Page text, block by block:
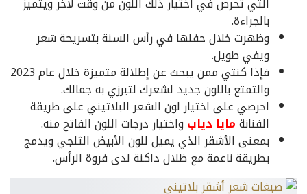
بالجراءة.
وظهرت خلال حفلها في رأس السنة بتسريحة شعر
ويفي طويل.
فإذا كنتي ممن يبحث عن إطلالة متميزة خلال عام 2023
والتمتع باللون جديد لشعرك لتبرزي به جمالك.
احرصي على اختيار لون الشعر البلاتيني على طريقة
الفنانةمايا دياب واختيار درجات اللون الفاتح منه.
بمعنى الأشقر الذي يميل للون الأبيض الثلجي ويدمج
بطريقة ناعمة مع ظلال داكنة لدى فروة الرأس.